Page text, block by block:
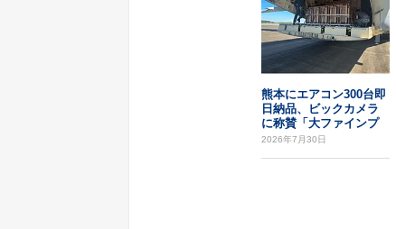
熊本にエアコン300台即
日納品、ビックカメラ
に称賛「大ファインプ
レー」
2026年7月30日